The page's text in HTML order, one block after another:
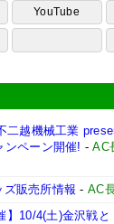
YouTube
二越機械工業
ンペーン開催! -AC
ズ販売所情報 - AC
】10/4(土)金沢戦